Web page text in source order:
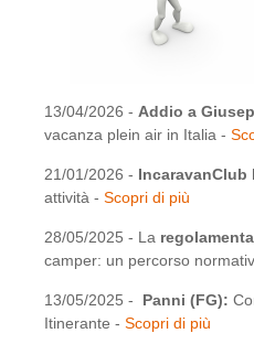
13/04/2026 - Addio a
vacanza plein air in Italia -
21/01/2026 - IncaravanClub
attività - Scopri di più
28/05/2025 - La
camper: un percorso
13/05/2025 - Panni (FG):
Itinerante - Scopri di più